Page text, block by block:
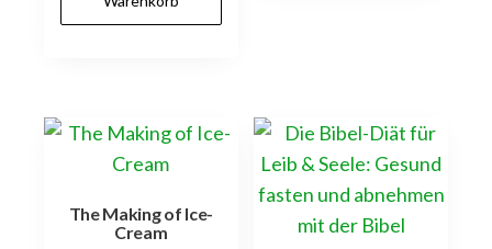
The Making of Ice-
Cream